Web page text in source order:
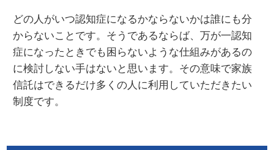
どの人がいつ認知症になるかならないかは誰にも分
からないことです。そうであるならば、万が一認知
症になったときでも困らないような仕組みがあるの
に検討しない手はないと思います。その意味で家族
信託はできるだけ多くの人に利用していただきたい
制度です。